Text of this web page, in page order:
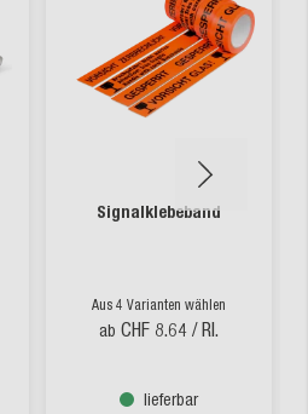
Signalklebeband
Aus 4 Varianten wählen
ab CHF 8.64 / Rl.
lieferbar